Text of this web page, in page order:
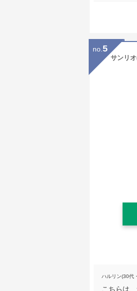
no. 5
ハルリン(30代
こちらは